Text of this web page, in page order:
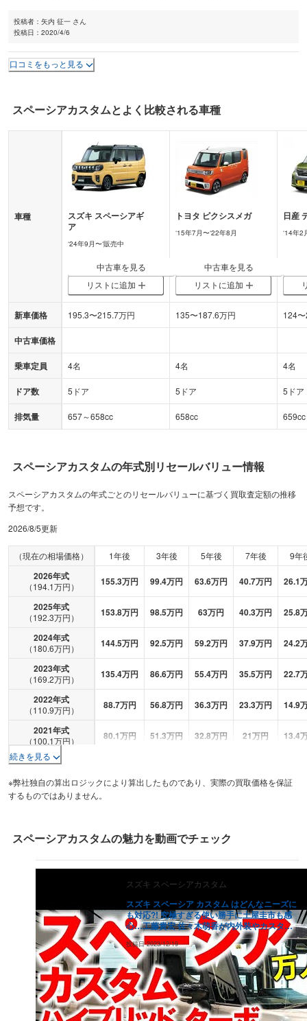
投稿者： 矢内 征一 さん
投稿日： 2020/4/6
口コミをもっと見る
スペーシアカスタムとよく比較される車種
車種 スズキ スペーシアギ
ア
‘24年9月〜‘販売中
トヨタ ピクシスメガ
‘15年7月〜‘22年8月
日産
‘14年2
中古車を見る
リストに追加
中古車を見る
リストに追加
新車価格 195.3〜215.7万円 135〜187.6万円 124〜
中古車価格
乗車定員 4名 4名 4名
ドア数 5ドア 5ドア 5ドア
排気量 657～658cc 658cc 659cc
スペーシアカスタムの年式別リセールバリュー情報
スペーシアカスタムの年式ごとのリセールバリューに基づく買取査定額の推移
予想です。
2026/8/5更新
（現在の相場価格） 1年後 3年後 5年後 7年後 9年
2026年式
（194.1万円） 155.3万円 99.4万円 63.6万円 40.7万円 26.1
2025年式
（192.3万円） 153.8万円 98.5万円 63万円 40.3万円 25.8
2024年式
（180.6万円） 144.5万円 92.5万円 59.2万円 37.9万円 24.2
2023年式
（169.2万円） 135.4万円 86.6万円 55.4万円 35.5万円 22.7
2022年式
（110.9万円） 88.7万円 56.8万円 36.3万円 23.3万円 14.9
2021年式
（100.1万円） 80.1万円 51.3万円 32.8万円 21万円 13.4
2020年式
2019年式
（127.9万円） 102.3
（127.2 万円）
115.7万円） 92.6万円 59.2万円 37.9万円 24.3万円 15.5
万円 47.3 万円 30.3 万円
2015年式
76.6万円） 61.3万円 39.2万円 25.1万円 16.1万円 10.3
2014年式
27.9万円） 22.3万円 14.3万円 9.1万円 5.9万円 3.7
2013 年式
17.5万円） 14万円 9万円 5.7万円 3.7万円 2.3
続きを見る
※弊社独自の算出ロジックにより算出したものであり、実際の買取価格を保証
するものではありません。
スペーシアカスタムの魅力を動画でチェック
スズキ スペーシアカスタム
スズキ スペーシア カスタム はどんなニーズに
も対応?! 究極すぎる使い勝手に土屋圭市も感
心…工藤貴宏 佐々木萌香が内外装やカスタム
の外装と車両価格を徹底解説
投稿日2023/12/19